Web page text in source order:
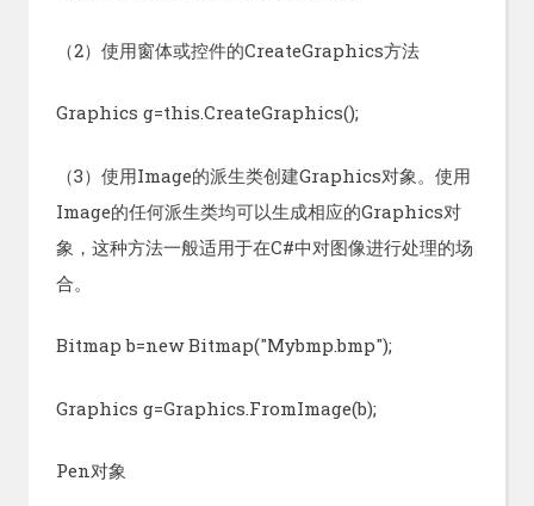
（2）使用窗体或控件的CreateGraphics方法
Graphics g=this.CreateGraphics();
（3）使用Image的派生类创建Graphics对象。使用
Image的任何派生类均可以生成相应的Graphics对
象，这种方法一般适用于在C#中对图像进行处理的场
合。
Bitmap b=new Bitmap("Mybmp.bmp");
Graphics g=Graphics.FromImage(b);
Pen对象